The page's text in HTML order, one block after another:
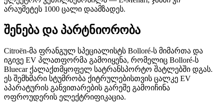
არაუმეტეს 1000 ცალი დაამზადეს.
შენება და პარტნიორობა
Citroën-მა ფრანგულ სპეციალისტს Bolloré-ს მიმართა და
იგივე EV პლათფორმა გამოიყენა, რომელიც Bolloré-ს
Bluecar ქალაქთმყოფელ სატრანსპორტო შატლებში დგას.
ეს შემხმარი სტუმრობა ქიტრულებისთვის ცალკე EV
აპარატურის განვითარების გარეშე გამოიჩინა
ოფროუდერის ელექტრიფიკაცია.